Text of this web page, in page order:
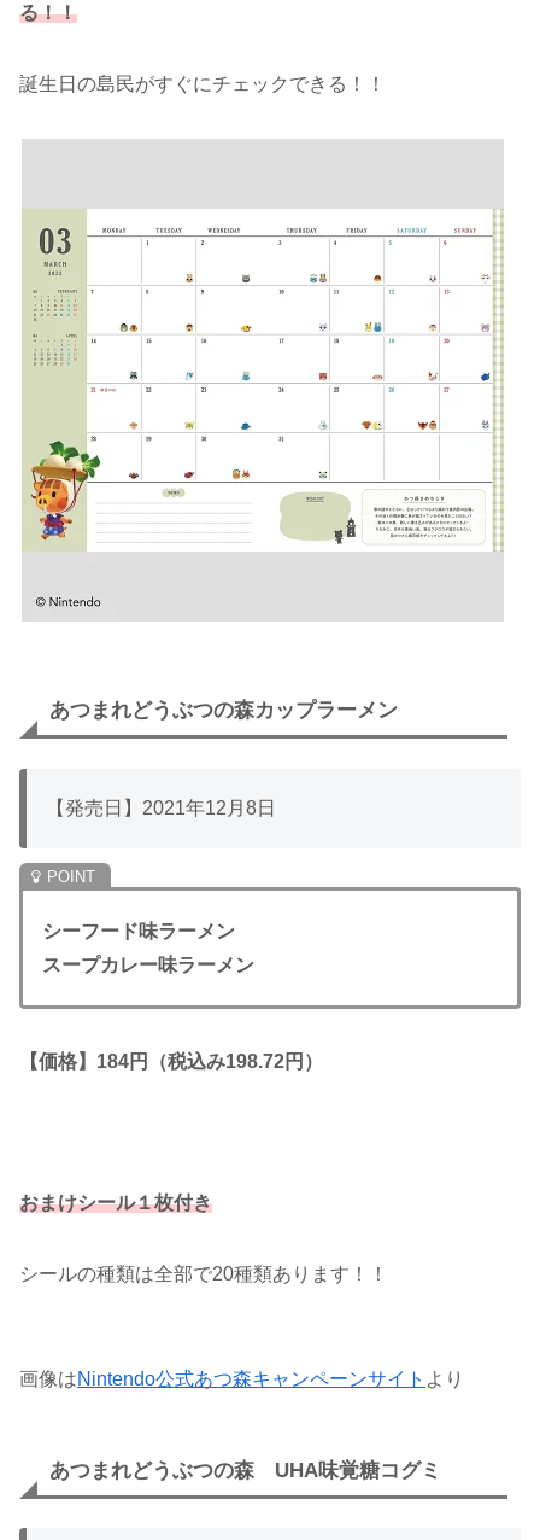
る！！
誕生日の島民がすぐにチェックできる！！
あつまれどうぶつの森カップラーメン
【発売日】2021年12月8日
シーフード味ラーメン
スープカレー味ラーメン
【価格】184円（税込み198.72円）
おまけシール１枚付き
シールの種類は全部で20種類あります！！
画像はNintendo公式あつ森キャンペーンサイト より
あつまれどうぶつの森 UHA味覚糖コグミ